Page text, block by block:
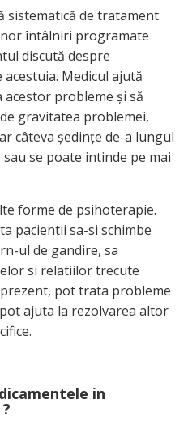
sistematică de tratament
întâlniri programate
discută despre
Medicul ajută
probleme şi să
gravitatea problemei,
câteva şedinţe de-a lungul
se poate intinde pe mai
forme de psihoterapie.
pacientii sa-si schimbe
ul de gandire, sa
si relatiilor trecute
pot trata probleme
ajuta la rezolvarea altor
in